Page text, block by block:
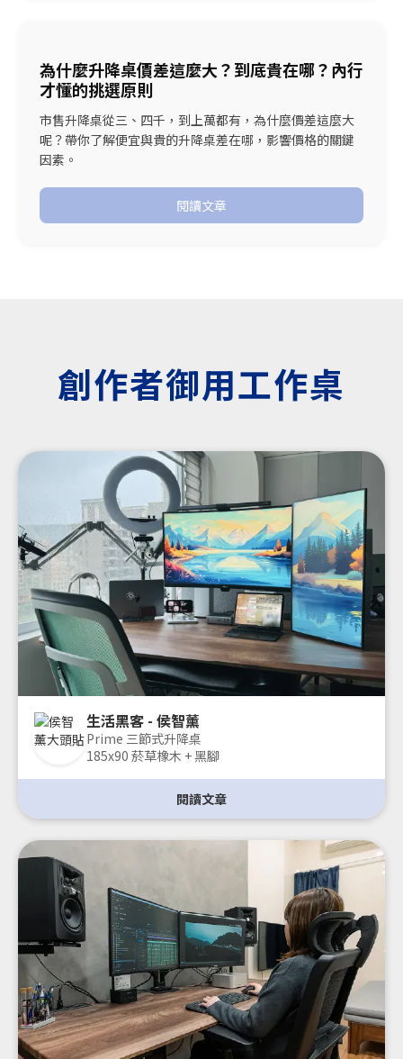
為什麼升降桌價差這麼大？到底貴在哪？內行
才懂的挑選原則
市售升降桌從三、四千，到上萬都有，為什麼價差這麼大
呢？帶你了解便宜與貴的升降桌差在哪，影響價格的關鍵
因素。
閱讀文章
創作者御用工作桌
生活黑客 - 侯智薰
Prime 三節式升降桌
185x90 菸草橡木 + 黑腳
閱讀文章